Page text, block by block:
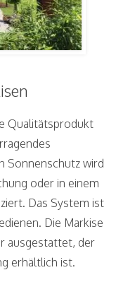
Qualitätsprodukt
Sonnenschutz wird
oder in einem
Das System ist
Die Markise
ausgestattet, der
erhältlich ist.